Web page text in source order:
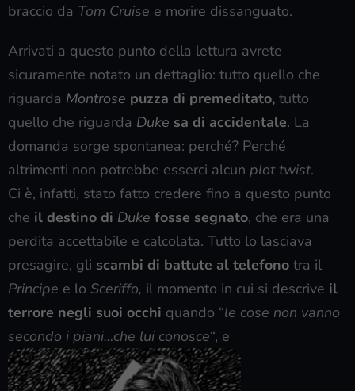
braccio da Tom Cruise e morire dissanguato.
Arrivati a questo punto della lettura avrete
sicuramente notato un dettaglio: tutto quello che
riguarda Montrose puzza di premeditato, tutto
quello che riguarda Duke sa di accidentale. La
domanda sorge spontanea: perché? Perché
altrimenti non potrebbe esserci alcun plot twist.
Ci è, infatti, stato fatto credere fino a questo punto
che il destino di Duke fosse segnato, che era una
perdita accettabile e calcolata. Tutto lo lasciava
presagire, gli scambi di battute al telefono tra il
Principe e lo Sceriffo, il momento in cui si descrive il
terrore negli suoi occhi quando “le cose non vanno
secondo i piani…che lui conosce“, e